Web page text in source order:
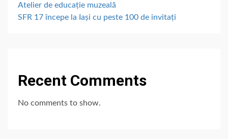
Atelier de educație muzeală
SFR 17 începe la Iași cu peste 100 de invitați
Recent Comments
No comments to show.